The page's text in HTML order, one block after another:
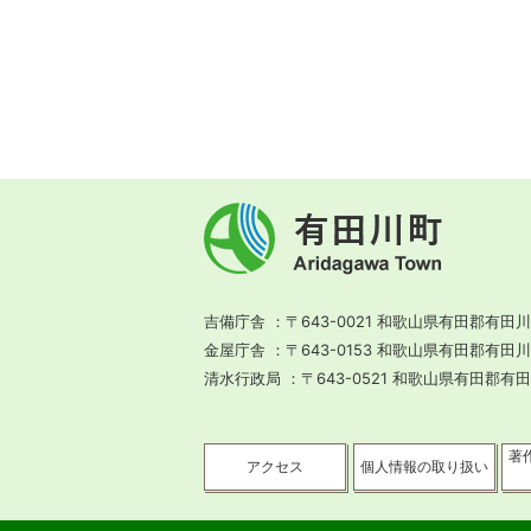
有
田
川
Town
吉備庁舎
〒643-0021 和歌山県有田郡有田
金屋庁舎
〒643-0153 和歌山県有田郡有田
清水行政局
〒643-0521 和歌山県有田郡有
アクセス 個人情報の取り扱い
著